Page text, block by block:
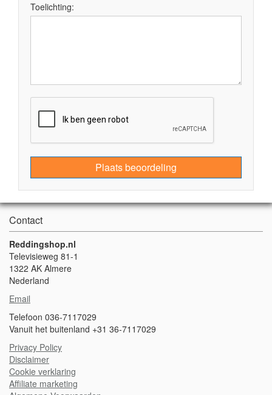
Toelichting:
Plaats beoordeling
Contact
Reddingshop.nl
Televisieweg 81-1
1322 AK Almere
Nederland
Email
Telefoon 036-7117029
Vanuit het buitenland +31 36-7117029
Privacy Policy
Disclaimer
Cookie verklaring
Affiliate marketing